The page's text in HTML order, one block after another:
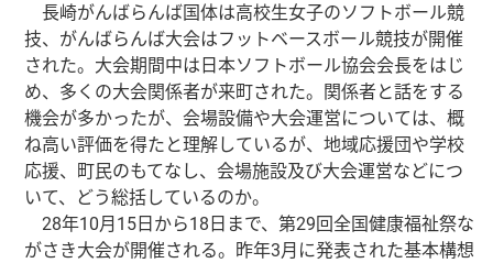
長崎がんばらんば国体は高校生女子のソフトボール競
技、がんばらんば大会はフットベースボール競技が開催
された。大会期間中は日本ソフトボール協会会長をはじ
め、多くの大会関係者が来町された。関係者と話をする
機会が多かったが、会場設備や大会運営については、概
ね高い評価を得たと理解しているが、地域応援団や学校
応援、町民のもてなし、会場施設及び大会運営などにつ
いて、どう総括しているのか。
28年10月15日から18日まで、第29回全国健康福祉祭な
がさき大会が開催される。昨年3月に発表された基本構想